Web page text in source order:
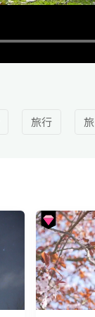
旅行 旅